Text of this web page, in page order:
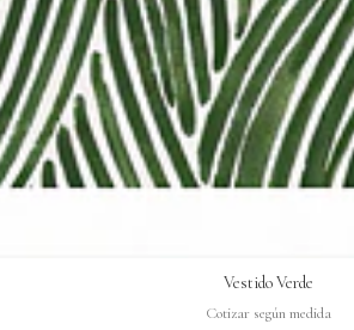
Vestido Verde
Cotizar según medida